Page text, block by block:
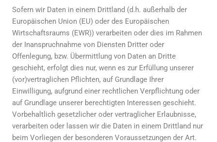
Sofern wir Daten in einem Drittland (d.h. außerhalb der
Europäischen Union (EU) oder des Europäischen
Wirtschaftsraums (EWR)) verarbeiten oder dies im Rahmen
der Inanspruchnahme von Diensten Dritter oder
Offenlegung, bzw. Übermittlung von Daten an Dritte
geschieht, erfolgt dies nur, wenn es zur Erfüllung unserer
(vor)vertraglichen Pflichten, auf Grundlage Ihrer
Einwilligung, aufgrund einer rechtlichen Verpflichtung oder
auf Grundlage unserer berechtigten Interessen geschieht.
Vorbehaltlich gesetzlicher oder vertraglicher Erlaubnisse,
verarbeiten oder lassen wir die Daten in einem Drittland nur
beim Vorliegen der besonderen Voraussetzungen der Art.